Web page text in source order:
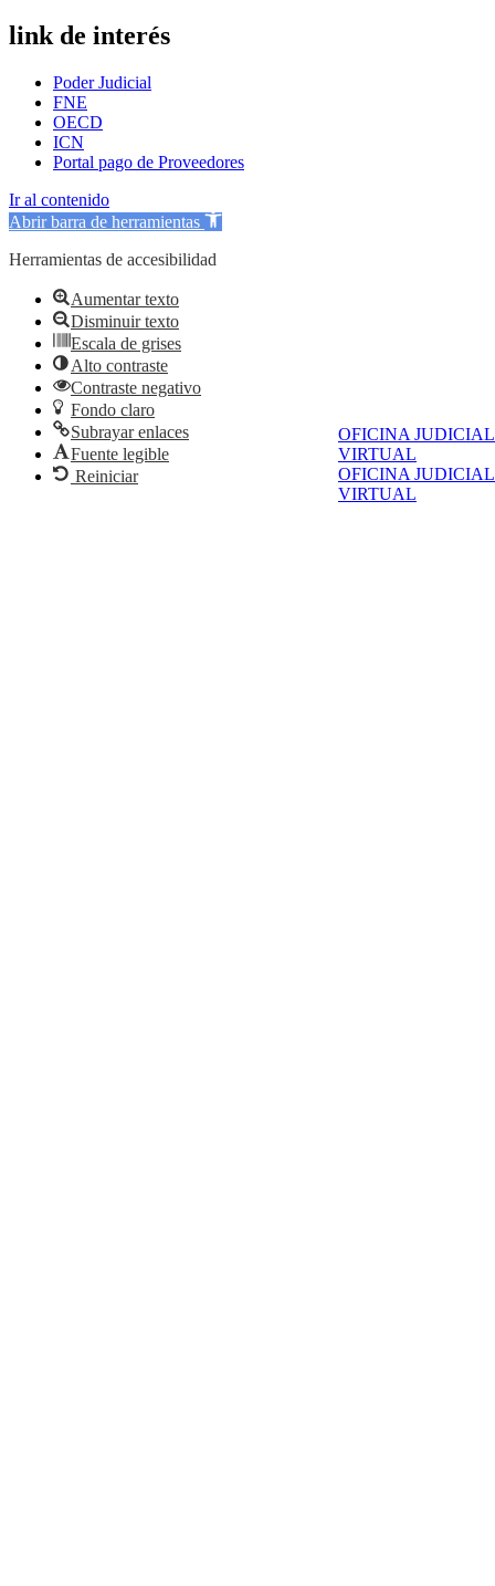
OFICINA JUDICIAL
VIRTUAL
OFICINA JUDICIAL
VIRTUAL
link de interés
Poder Judicial
FNE
OECD
ICN
Portal pago de Proveedores
Ir al contenido
Abrir barra de herramientas
Herramientas de accesibilidad
Aumentar texto
Disminuir texto
Escala de grises
Alto contraste
Contraste negativo
Fondo claro
Subrayar enlaces
Fuente legible
Reiniciar